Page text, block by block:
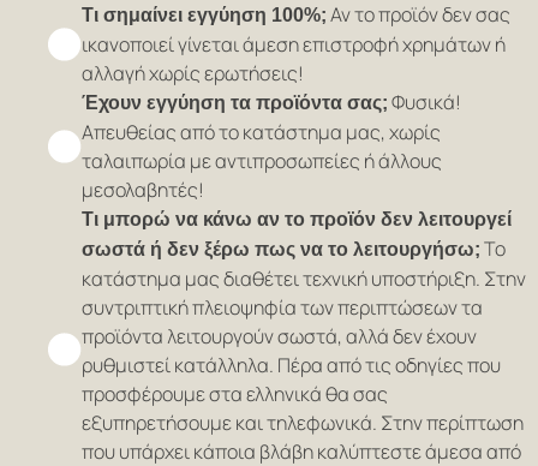
Τι σημαίνει εγγύηση 100%; Αν το προϊόν δεν σας
ικανοποιεί γίνεται άμεση επιστροφή χρημάτων ή
αλλαγή χωρίς ερωτήσεις!
Έχουν εγγύηση τα προϊόντα σας; Φυσικά!
Απευθείας από το κατάστημα μας, χωρίς
ταλαιπωρία με αντιπροσωπείες ή άλλους
μεσολαβητές!
Τι μπορώ να κάνω αν το προϊόν δεν λειτουργεί
σωστά ή δεν ξέρω πως να το λειτουργήσω; Το
κατάστημα μας διαθέτει τεχνική υποστήριξη. Στην
συντριπτική πλειοψηφία των περιπτώσεων τα
προϊόντα λειτουργούν σωστά, αλλά δεν έχουν
ρυθμιστεί κατάλληλα. Πέρα από τις οδηγίες που
προσφέρουμε στα ελληνικά θα σας
εξυπηρετήσουμε και τηλεφωνικά. Στην περίπτωση
που υπάρχει κάποια βλάβη καλύπτεστε άμεσα από